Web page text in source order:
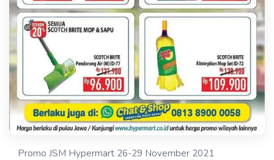
Promo JSM Hypermart 26-29 November 2021